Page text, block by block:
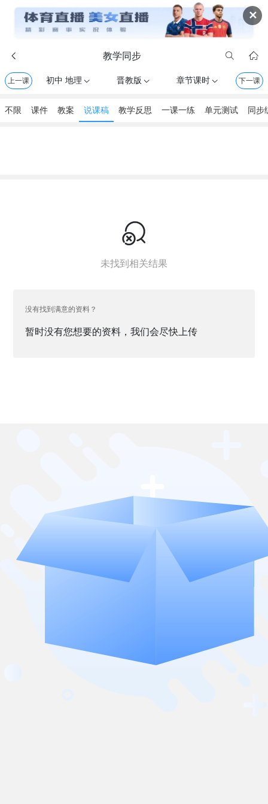
✕
 教学同步  
上一课 初中 地理  晋教版  章节课时 下一课
不限 课件 教案 说课稿 教学反思 一课一练 单元测试 同步

未找到相关结果
没有找到满意的资料？
暂时没有您想要的资料，我们会尽快上传